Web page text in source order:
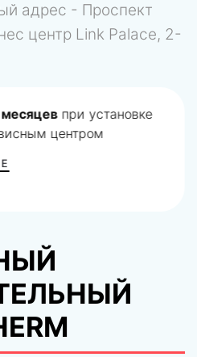
адрес - Проспект
центр Link Palace, 2-
при установке
центром